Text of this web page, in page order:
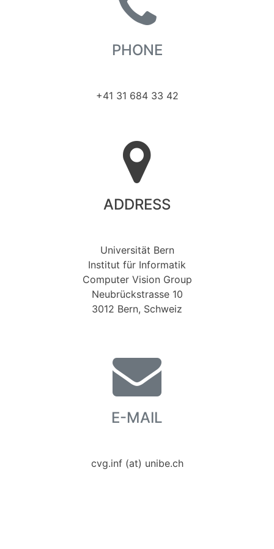
PHONE
+41 31 684 33 42
ADDRESS
Universität Bern
Institut für Informatik
Computer Vision Group
Neubrückstrasse 10
3012 Bern, Schweiz
E-MAIL
cvg.inf (at) unibe.ch